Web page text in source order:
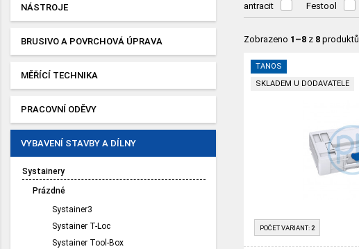
antracit Festool
Zobrazeno 1–8 z 8 produktů
TANOS
SKLADEM U DODAVATELE
POČET VARIANT: 2
NÁSTROJE
BRUSIVO A POVRCHOVÁ ÚPRAVA
MĚŘÍCÍ TECHNIKA
PRACOVNÍ ODĚVY
VYBAVENÍ STAVBY A DÍLNY
Systainery
Prázdné
Systainer3
Systainer T-Loc
Systainer Tool-Box